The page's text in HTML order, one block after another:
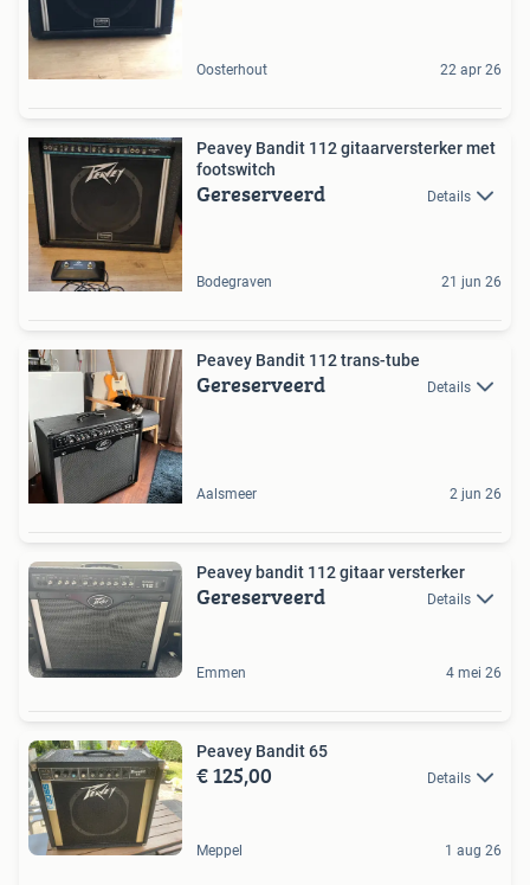
Oosterhout 22 apr 26
Peavey Bandit 112 gitaarversterker met
footswitch
Gereserveerd Details
Bodegraven 21 jun 26
Peavey Bandit 112 trans-tube
Gereserveerd Details
Aalsmeer 2 jun 26
Peavey bandit 112 gitaar versterker
Gereserveerd Details
Emmen 4 mei 26
Peavey Bandit 65
€ 125,00 Details
Meppel 1 aug 26